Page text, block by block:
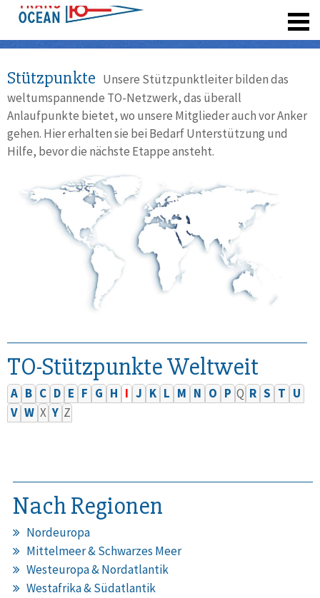
Stützpunkte Unsere Stützpunktleiter bilden das
weltumspannende TO-Netzwerk, das überall
Anlaufpunkte bietet, wo unsere Mitglieder auch vor Anker
gehen. Hier erhalten sie bei Bedarf Unterstützung und
Hilfe, bevor die nächste Etappe ansteht.
TO-Stützpunkte Weltweit
A B C D E F G H I J K L M N O P Q R S T U
V W X Y Z
Nach Regionen
Nordeuropa
Mittelmeer & Schwarzes Meer
Westeuropa & Nordatlantik
Westafrika & Südatlantik